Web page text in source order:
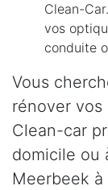
Clean-
vos
conduite
Vous
rénover vos
Clean-car
domicile ou
Meerbeek